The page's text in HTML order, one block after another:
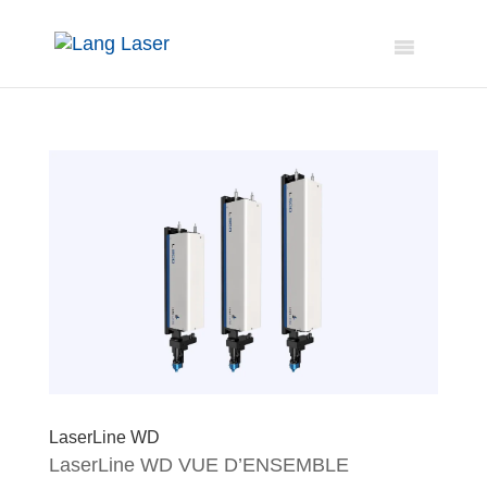
LaserLine WD
LaserLine WD VUE D’ENSEMBLE